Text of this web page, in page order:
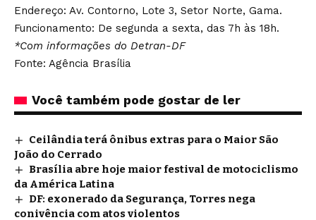
Endereço: Av. Contorno, Lote 3, Setor Norte, Gama.
Funcionamento: De segunda a sexta, das 7h às 18h.
*Com informações do Detran-DF
Fonte: Agência Brasília
Você também pode gostar de ler
Ceilândia terá ônibus extras para o Maior São
João do Cerrado
Brasília abre hoje maior festival de motociclismo
da América Latina
DF: exonerado da Segurança, Torres nega
conivência com atos violentos